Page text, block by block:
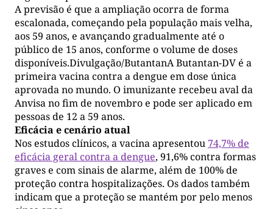
A previsão é que a ampliação ocorra de forma
escalonada, começando pela população mais velha,
aos 59 anos, e avançando gradualmente até o
público de 15 anos, conforme o volume de doses
disponíveis.Divulgação/ButantanA Butantan-DV é a
primeira vacina contra a dengue em dose única
aprovada no mundo. O imunizante recebeu aval da
Anvisa no fim de novembro e pode ser aplicado em
pessoas de 12 a 59 anos.
Eficácia e cenário atual
Nos estudos clínicos, a vacina apresentou 74,7% de
eficácia geral contra a dengue, 91,6% contra formas
graves e com sinais de alarme, além de 100% de
proteção contra hospitalizações. Os dados também
indicam que a proteção se mantém por pelo menos